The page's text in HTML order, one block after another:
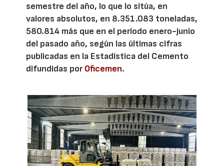
semestre del año, lo que lo sitúa, en
valores absolutos, en 8.351.083 toneladas,
580.814 más que en el periodo enero-junio
del pasado año, según las últimas cifras
publicadas en la Estadística del Cemento
difundidas porOficemen.